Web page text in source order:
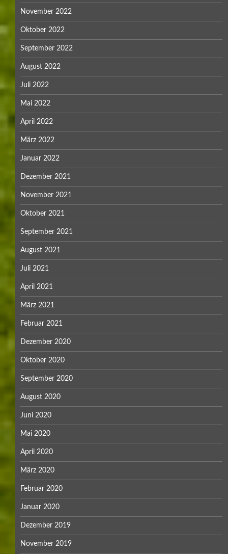
November 2022
Oktober 2022
September 2022
August 2022
Juli 2022
Mai 2022
April 2022
März 2022
Januar 2022
Dezember 2021
November 2021
Oktober 2021
September 2021
August 2021
Juli 2021
April 2021
März 2021
Februar 2021
Dezember 2020
Oktober 2020
September 2020
August 2020
Juni 2020
Mai 2020
April 2020
März 2020
Februar 2020
Januar 2020
Dezember 2019
November 2019